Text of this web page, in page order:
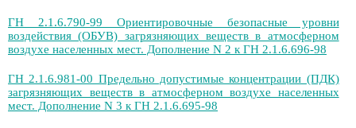
ГН 2.1.6.790-99 Ориентировочные безопасные уровни
воздействия (ОБУВ) загрязняющих веществ в атмосферном
воздухе населенных мест. Дополнение N 2 к ГН 2.1.6.696-98
ГН 2.1.6.981-00 Предельно допустимые концентрации (ПДК)
загрязняющих веществ в атмосферном воздухе населенных
мест. Дополнение N 3 к ГН 2.1.6.695-98